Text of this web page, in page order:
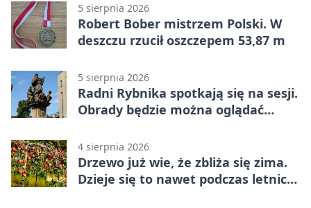
5 sierpnia 2026
Robert Bober mistrzem Polski. W
deszczu rzucił oszczepem 53,87 m
5 sierpnia 2026
Radni Rybnika spotkają się na sesji.
Obrady będzie można oglądać
4 sierpnia 2026
Drzewo już wie, że zbliża się zima.
Dzieje się to nawet podczas letnich